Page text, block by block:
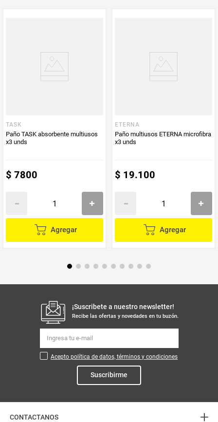
Producto (kg)
TASK
Paño TASK absorbente multiusos
x3 unds
$ 7800
Agregar
ETERNA
Paño multiusos ETERNA microfibra
x3 unds
$ 19.100
Agregar
¡Suscribete a nuestro newsletter!
Recibe las ofertas y novedades en tu buzón.
Acepto política de datos, términos y condiciones
Suscribirme
CONTACTANOS +